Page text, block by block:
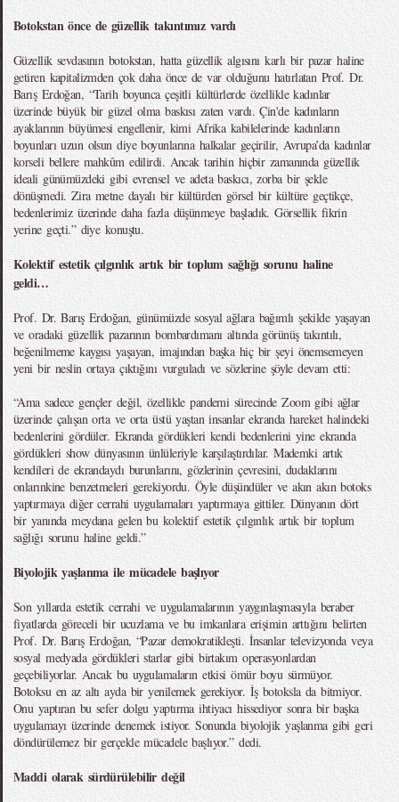
Botokstan önce de güzellik takıntımız vardı
Güzellik sevdasının botokstan, hatta güzellik algısını karlı bir pazar haline
getiren kapitalizmden çok daha önce de var olduğunu hatırlatan Prof. Dr.
Barış Erdoğan, “Tarih boyunca çeşitli kültürlerde özellikle kadınlar
üzerinde büyük bir güzel olma baskısı zaten vardı. Çin'de kadınların
ayaklarının büyümesi engellenir, kimi Afrika kabilelerinde kadınların
boyunları uzun olsun diye boyunlarına halkalar geçirilir, Avrupa’da kadınlar
korseli bellere mahkûm edilirdi. Ancak tarihin hiçbir zamanında güzellik
ideali günümüzdeki gibi evrensel ve adeta baskıcı, zorba bir şekle
dönüşmedi. Zira metne dayalı bir kültürden görsel bir kültüre geçtikçe,
bedenlerimiz üzerinde daha fazla düşünmeye başladık. Görsellik fikrin
yerine geçti.” diye konuştu.
Kolektif estetik çılgınlık artık bir toplum sağlığı sorunu haline
geldi…
Prof. Dr. Barış Erdoğan, günümüzde sosyal ağlara bağımlı şekilde yaşayan
ve oradaki güzellik pazarının bombardımanı altında görünüş takıntılı,
beğenilmeme kaygısı yaşayan, imajından başka hiç bir şeyi önemsemeyen
yeni bir neslin ortaya çıktığını vurguladı ve sözlerine şöyle devam etti:
“Ama sadece gençler değil, özellikle pandemi sürecinde Zoom gibi ağlar
üzerinde çalışan orta ve orta üstü yaştan insanlar ekranda hareket halindeki
bedenlerini gördüler. Ekranda gördükleri kendi bedenlerini yine ekranda
gördükleri show dünyasının ünlüleriyle karşılaştırdılar. Mademki artık
kendileri de ekrandaydı burunlarını, gözlerinin çevresini, dudaklarını
onlarınkine benzetmeleri gerekiyordu. Öyle düşündüler ve akın akın botoks
yaptırmaya diğer cerrahi uygulamaları yaptırmaya gittiler. Dünyanın dört
bir yanında meydana gelen bu kolektif estetik çılgınlık artık bir toplum
sağlığı sorunu haline geldi.”
Biyolojik yaşlanma ile mücadele başlıyor
Son yıllarda estetik cerrahi ve uygulamalarının yaygınlaşmasıyla beraber
fiyatlarda göreceli bir ucuzlama ve bu imkanlara erişimin arttığını belirten
Prof. Dr. Barış Erdoğan, “Pazar demokratikleşti. İnsanlar televizyonda veya
sosyal medyada gördükleri starlar gibi birtakım operasyonlardan
geçebiliyorlar. Ancak bu uygulamaların etkisi ömür boyu sürmüyor.
Botoksu en az altı ayda bir yenilemek gerekiyor. İş botoksla da bitmiyor.
Onu yaptıran bu sefer dolgu yaptırma ihtiyacı hissediyor sonra bir başka
uygulamayı üzerinde denemek istiyor. Sonunda biyolojik yaşlanma gibi geri
döndürülemez bir gerçekle mücadele başlıyor.” dedi.
Maddi olarak sürdürülebilir değil